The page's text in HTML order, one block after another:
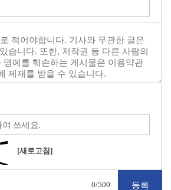
[새로고침]
0/500